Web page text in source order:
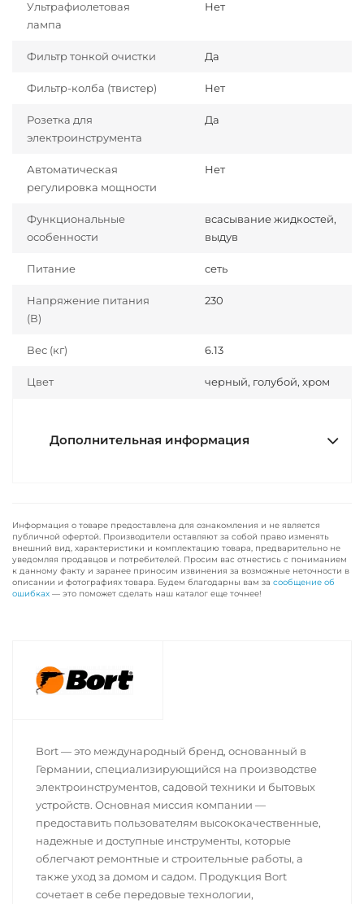
Ультрафиолетовая
лампа
Нет
Фильтр тонкой очистки Да
Фильтр-колба (твистер) Нет
Розетка для
электроинструмента
Да
Автоматическая
регулировка мощности
Нет
Функциональные
особенности
всасывание жидкостей,
выдув
Питание сеть
Напряжение питания
(В)
230
Вес (кг) 6.13
Цвет черный, голубой, хром
Дополнительная информация
Информация о товаре предоставлена для ознакомления и не является
публичной офертой. Производители оставляют за собой право изменять
внешний вид, характеристики и комплектацию товара, предварительно не
уведомляя продавцов и потребителей. Просим вас отнестись с пониманием
к данному факту и заранее приносим извинения за возможные неточности в
описании и фотографиях товара. Будем благодарны вам за сообщение об
ошибках — это поможет сделать наш каталог еще точнее!
Bort — это международный бренд, основанный в
Германии, специализирующийся на производстве
электроинструментов, садовой техники и бытовых
устройств. Основная миссия компании —
предоставить пользователям высококачественные,
надежные и доступные инструменты, которые
облегчают ремонтные и строительные работы, а
также уход за домом и садом. Продукция Bort
сочетает в себе передовые технологии,